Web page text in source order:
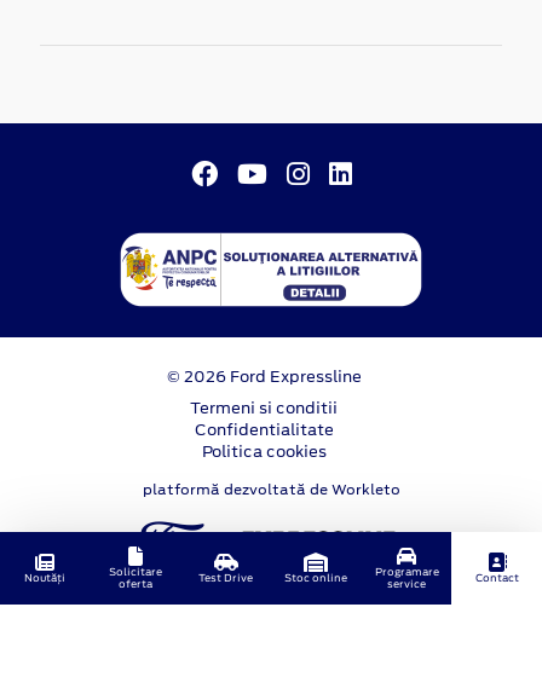
© 2026 Ford Expressline
Termeni si conditii
Confidentialitate
Politica cookies
platformă dezvoltată de Workleto
Noutăți
Solicitare
oferta
Test Drive Stoc online
Programare
service
Contact